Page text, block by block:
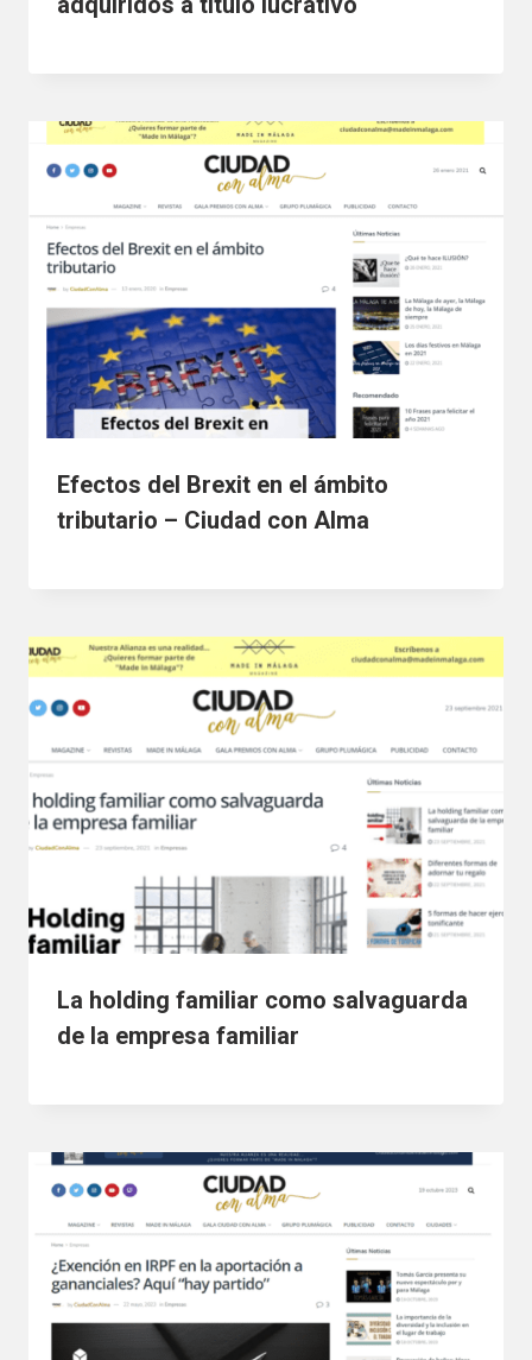
Efectos del Brexit en el ámbito
tributario – Ciudad con Alma
La holding familiar como salvaguarda
de la empresa familiar